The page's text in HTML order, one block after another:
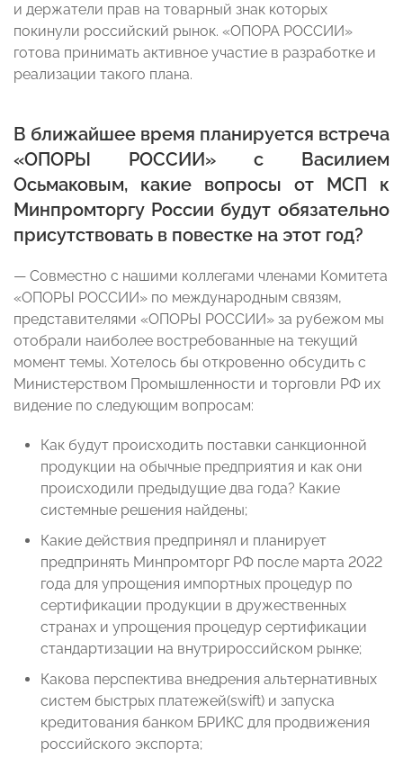
и держатели прав на товарный знак которых
покинули российский рынок. «ОПОРА РОССИИ»
готова принимать активное участие в разработке и
реализации такого плана.
В ближайшее время планируется встреча
«ОПОРЫ РОССИИ»
с Василием
Осьмаковым, какие вопросы от МСП к
Минпромторгу России будут обязательно
присутствовать в повестке на этот год?
— Совместно с нашими коллегами членами Комитета
«ОПОРЫ РОССИИ» по международным связям,
представителями «ОПОРЫ РОССИИ» за рубежом мы
отобрали наиболее востребованные на текущий
момент темы. Хотелось бы откровенно обсудить с
Министерством Промышленности и торговли РФ их
видение по следующим вопросам:
Как будут происходить поставки санкционной
продукции на обычные предприятия и как они
происходили предыдущие два года? Какие
системные решения найдены;
Какие действия предпринял и планирует
предпринять Минпромторг РФ после марта 2022
года для упрощения импортных процедур по
сертификации продукции в дружественных
странах и упрощения процедур сертификации
стандартизации на внутрироссийском рынке;
Какова перспектива внедрения альтернативных
систем быстрых платежей(swift) и запуска
кредитования банком БРИКС для продвижения
российского экспорта;